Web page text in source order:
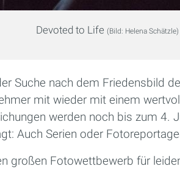
Devoted to Life (Bild: Helena Schätzle)
Suche nach dem Friedensbild
mit wieder mit einem
werden noch bis zum 4.
Auch Serien oder
großen Fotowettbewerb für